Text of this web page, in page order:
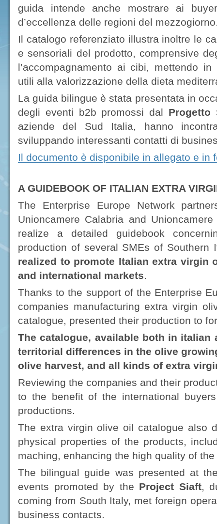
guida intende anche mostrare ai
d’eccellenza delle regioni del
Il catalogo referenziato illustra inoltre le
e sensoriali del prodotto, comprensive
l’accompagnamento ai cibi, mettendo
utili alla valorizzazione della dieta
La guida bilingue è stata presentata in
degli eventi b2b promossi dal Progetto
aziende del Sud Italia, hanno
sviluppando interessanti contatti di
Il documento è disponibile in allegato e in
A GUIDEBOOK OF ITALIAN EXTRA
The Enterprise Europe Network
Unioncamere Calabria and
realize a detailed guidebook
production of several SMEs of Southern
realized to promote Italian extra virgin
and international markets.
Thanks to the support of the Enterprise
companies manufacturing extra virgin
catalogue, presented their production to
The catalogue, available both in italian
territorial differences in the olive
olive harvest, and all kinds of extra
Reviewing the companies and their
to the benefit of the international
productions.
The extra virgin olive oil catalogue also
physical properties of the products,
maching, enhancing the high quality of
The bilingual guide was presented at
events promoted by the Project Siaft,
coming from South Italy, met foreign
business contacts.